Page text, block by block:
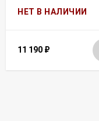
НЕТ В НАЛИЧИИ
11 190 ₽